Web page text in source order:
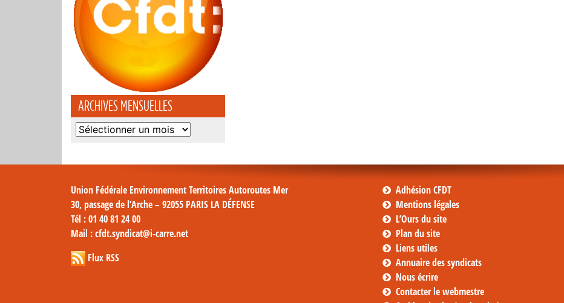
ARCHIVES MENSUELLES
Archives
Union Fédérale Environnement Territoires Autoroutes Mer
30, passage de l’Arche – 92055 PARIS LA DÉFENSE
Tél : 01 40 81 24 00
Mail : cfdt.syndicat@i-carre.net
Flux RSS
Adhésion CFDT
Mentions légales
L’Ours du site
Plan du site
Liens utiles
Annuaire des syndicats
Nous écrire
Contacter le webmestre